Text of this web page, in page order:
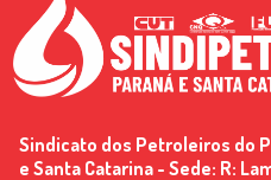
Sindicato dos Petroleiros do
e Santa Catarina - Sede: R: